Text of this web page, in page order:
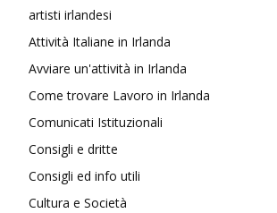
artisti irlandesi
Attività Italiane in Irlanda
Avviare un'attività in Irlanda
Come trovare Lavoro in Irlanda
Comunicati Istituzionali
Consigli e dritte
Consigli ed info utili
Cultura e Società